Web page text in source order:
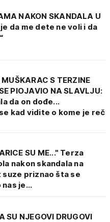
NAKON SKANDALA U
je da me dete ne voli i da
MUŠKARAC S TERZINE
PIOJAVIO NA SLAVLJU:
da on dođe...
kad vidite o kome je reč
SU ME..." Terza
nakon skandala na
priznao šta se
je...
SU NJEGOVI DRUGOVI